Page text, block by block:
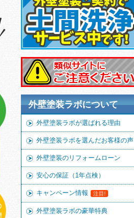
外壁塗装ラボについて
外壁塗装ラボが選ばれる理由
外壁塗装ラボを選んだお客様の声
外壁塗装のリフォームローン
安心の保証（1年点検）
キャンペーン情報 注目!
外壁塗装ラボの豪華特典